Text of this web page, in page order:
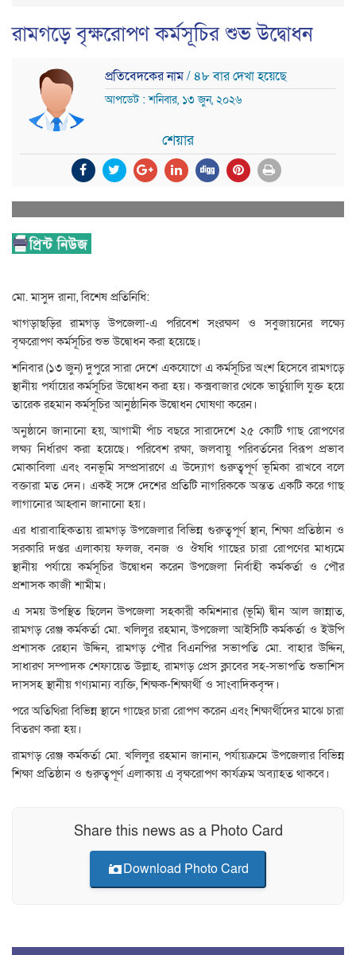
রামগড়ে বৃক্ষরোপণ কর্মসূচির শুভ উদ্বোধন
প্রতিবেদকের নাম/ ৪৮ বার দেখা হয়েছে
আপডেট : শনিবার, ১৩ জুন, ২০২৬
শেয়ার
মো. মাসুদ রানা, বিশেষ প্রতিনিধি:
খাগড়াছড়ির রামগড় উপজেলা-এ পরিবেশ সংরক্ষণ ও সবুজায়নের লক্ষ্যে
বৃক্ষরোপণ কর্মসূচির শুভ উদ্বোধন করা হয়েছে।
শনিবার (১৩ জুন) দুপুরে সারা দেশে একযোগে এ কর্মসূচির অংশ হিসেবে রামগড়ে
স্থানীয় পর্যায়ের কর্মসূচির উদ্বোধন করা হয়। কক্সবাজার থেকে ভার্চুয়ালি যুক্ত হয়ে
তারেক রহমান কর্মসূচির আনুষ্ঠানিক উদ্বোধন ঘোষণা করেন।
অনুষ্ঠানে জানানো হয়, আগামী পাঁচ বছরে সারাদেশে ২৫ কোটি গাছ রোপণের
লক্ষ্য নির্ধারণ করা হয়েছে। পরিবেশ রক্ষা, জলবায়ু পরিবর্তনের বিরূপ প্রভাব
মোকাবিলা এবং বনভূমি সম্প্রসারণে এ উদ্যোগ গুরুত্বপূর্ণ ভূমিকা রাখবে বলে
বক্তারা মত দেন। একই সঙ্গে দেশের প্রতিটি নাগরিককে অন্তত একটি করে গাছ
লাগানোর আহ্বান জানানো হয়।
এর ধারাবাহিকতায় রামগড় উপজেলার বিভিন্ন গুরুত্বপূর্ণ স্থান, শিক্ষা প্রতিষ্ঠান ও
সরকারি দপ্তর এলাকায় ফলজ, বনজ ও ঔষধি গাছের চারা রোপণের মাধ্যমে
স্থানীয় পর্যায়ে কর্মসূচির উদ্বোধন করেন উপজেলা নির্বাহী কর্মকর্তা ও পৌর
প্রশাসক কাজী শামীম।
এ সময় উপস্থিত ছিলেন উপজেলা সহকারী কমিশনার (ভূমি) দ্বীন আল জান্নাত,
রামগড় রেঞ্জ কর্মকর্তা মো. খলিলুর রহমান, উপজেলা আইসিটি কর্মকর্তা ও ইউপি
প্রশাসক রেহান উদ্দিন, রামগড় পৌর বিএনপির সভাপতি মো. বাহার উদ্দিন,
সাধারণ সম্পাদক শেফায়েত উল্লাহ, রামগড় প্রেস ক্লাবের সহ-সভাপতি শুভাশিস
দাসসহ স্থানীয় গণ্যমান্য ব্যক্তি, শিক্ষক-শিক্ষার্থী ও সাংবাদিকবৃন্দ।
পরে অতিথিরা বিভিন্ন স্থানে গাছের চারা রোপণ করেন এবং শিক্ষার্থীদের মাঝে চারা
বিতরণ করা হয়।
রামগড় রেঞ্জ কর্মকর্তা মো. খলিলুর রহমান জানান, পর্যায়ক্রমে উপজেলার বিভিন্ন
শিক্ষা প্রতিষ্ঠান ও গুরুত্বপূর্ণ এলাকায় এ বৃক্ষরোপণ কার্যক্রম অব্যাহত থাকবে।
Share this news as a Photo Card
Download Photo Card